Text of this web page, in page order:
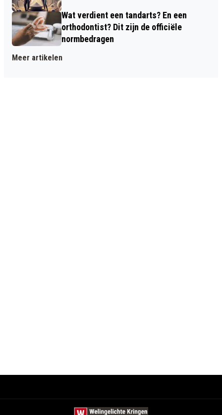
Wat verdient een tandarts? En een
orthodontist? Dit zijn de officiële
normbedragen
Meer artikelen